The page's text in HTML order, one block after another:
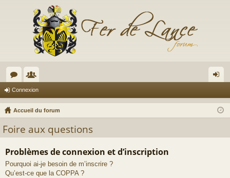
or
u
s
e
m
es
ne
on
Connexion
Accueil du forum
Foire aux questions
Problèmes de connexion et d’inscription
Pourquoi ai-je besoin de m’inscrire ?
Qu’est-ce que la COPPA ?